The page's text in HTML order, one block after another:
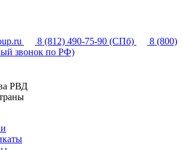
8 (812) 490-75-90 (СПб)
8 (800)
звонок по РФ)
РВД